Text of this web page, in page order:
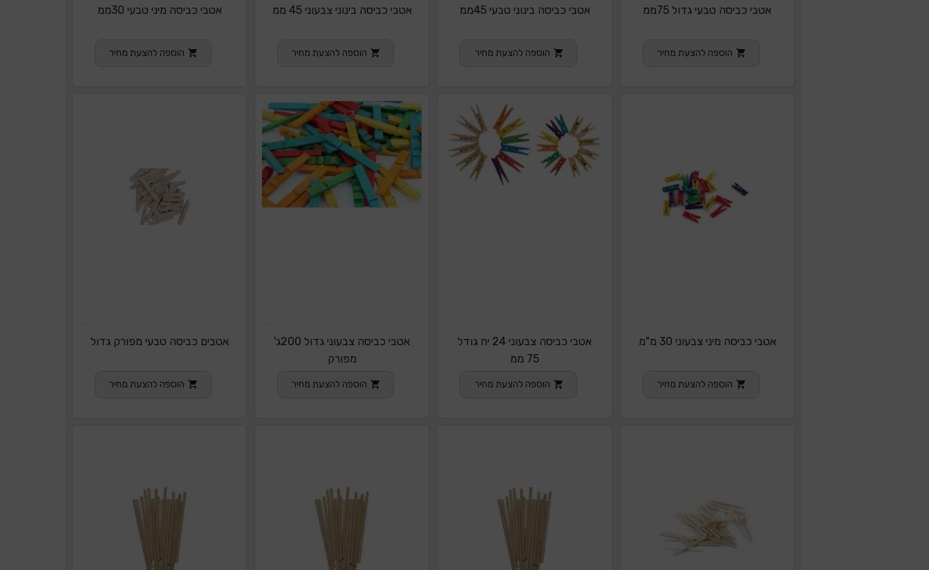
אטבי כביסה טבעי גדול 75ממ
הוספה להצעת מחיר
אטבי כביסה בינוני טבעי 45ממ
הוספה להצעת מחיר
אטבי כביסה בינוני צבעוני 45 ממ
הוספה להצעת מחיר
אטבי כביסה מיני טבעי 30ממ
הוספה להצעת מחיר
אטבי כביסה מיני צבעוני 30 מ"מ
הוספה להצעת מחיר
אטבי כביסה צבעוני 24 יח גודל
75 ממ
הוספה להצעת מחיר
אטבי כביסה צבעוני גדול 200ג'
מפורק
הוספה להצעת מחיר
אטבים כביסה טבעי מפורק גדול
הוספה להצעת מחיר